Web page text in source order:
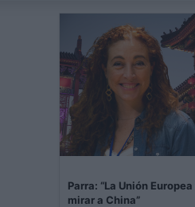
Parra: “La Unión
mirar a China”